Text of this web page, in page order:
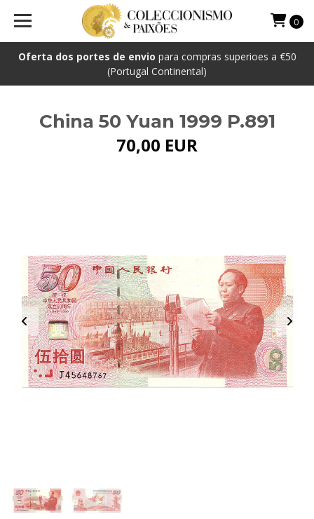
Oferta dos portes de envio para compras superioes a €50
(Portugal Continental)
0
China 50 Yuan 1999 P.891
70,00 EUR